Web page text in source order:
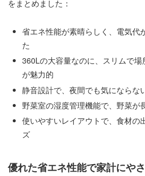
をまとめました：
省エネ性能が素晴らしく、電気代
た
360Lの大容量なのに、スリムで
が魅力的
静音設計で、夜間でも気にならな
野菜室の湿度管理機能で、野菜が
使いやすいレイアウトで、食材の
ズ
優れた省エネ性能で家計にや